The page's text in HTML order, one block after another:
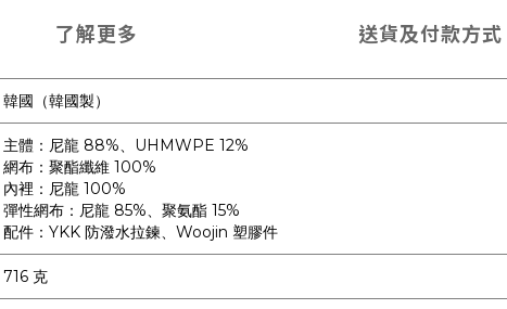
了解更多 送貨及付款方式
韓國（韓國製）
主體：尼龍 88%、UHMWPE 12%
網布：聚酯纖維 100%
內裡：尼龍 100%
彈性網布：尼龍 85%、聚氨酯 15%
配件：YKK 防潑水拉鍊、Woojin 塑膠件
716 克